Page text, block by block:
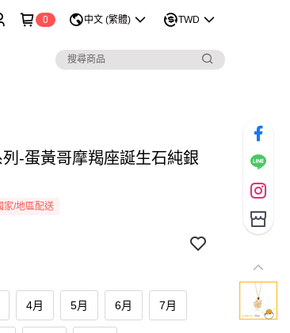
0 中文 (繁體) TWD
-蛋黃哥摩羯座誕生石純銀
家/地區配送
4月 5月 6月 7月